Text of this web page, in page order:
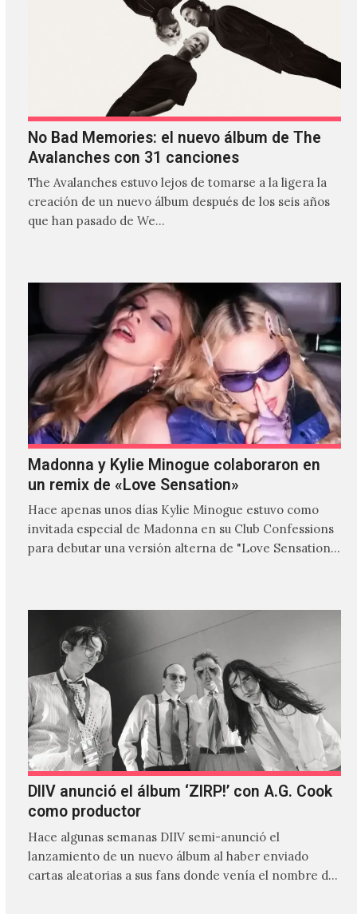
No Bad Memories: el nuevo álbum de The
Avalanches con 31 canciones
The Avalanches estuvo lejos de tomarse a la ligera la
creación de un nuevo álbum después de los seis años
que han pasado de We…
Madonna y Kylie Minogue colaboraron en
un remix de «Love Sensation»
Hace apenas unos días Kylie Minogue estuvo como
invitada especial de Madonna en su Club Confessions
para debutar una versión alterna de "Love Sensation",
DIIV anunció el álbum ‘ZIRP!’ con A.G. Cook
como productor
Hace algunas semanas DIIV semi-anunció el
lanzamiento de un nuevo álbum al haber enviado
cartas aleatorias a sus fans donde venía el nombre de